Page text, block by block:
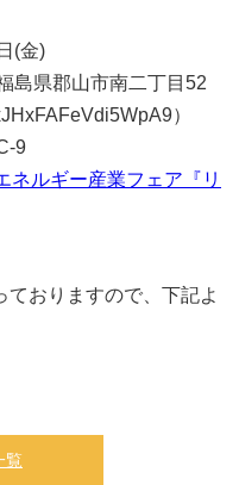
(金)
島県郡山市南二丁目52
）
9
ネルギー産業フェア『リ
ておりますので、下記よ
覧